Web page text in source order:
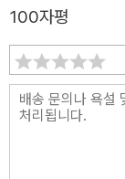
에 없다. 저자는 이
을 승화하고 하나
장에서는 나는 나
서 시작한다, 내가
아가는 길을 알려
100자평